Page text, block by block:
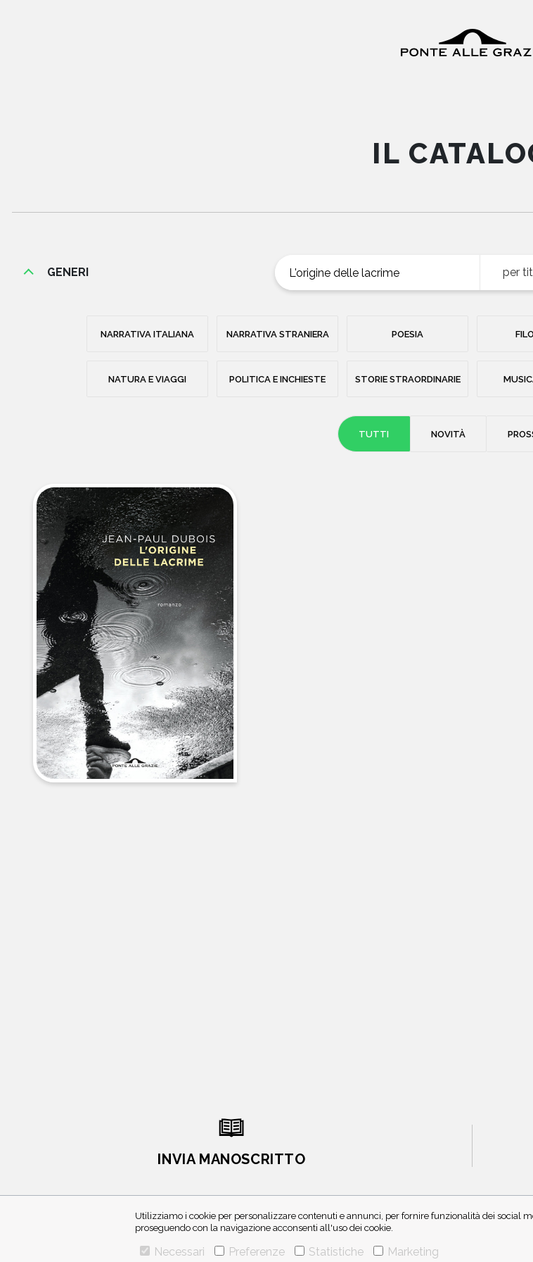
IL
per
GENERI
NARRATIVA ITALIANA NARRATIVA STRANIERA POESIA
NATURA E VIAGGI POLITICA E INCHIESTE STORIE STRAORDINARIE
TUTTI NOVITÀ
Utilizziamo i cookie per personalizzare contenuti e annunci, per fornire funzionalità dei social
proseguendo con la navigazione acconsenti all'uso dei cookie.
Necessari Preferenze Statistiche Marketing
INVIA MANOSCRITTO